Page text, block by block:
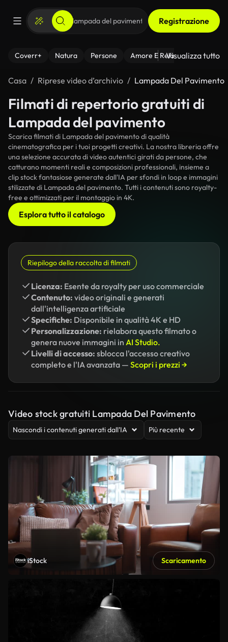
Registrazione
Coverr+ Natura Persone Amore E Relazioni Il
Visualizza tutto
Casa Riprese video d’archivio Lampada Del Pavimento
Filmati di repertorio gratuiti di
Lampada del pavimento
Scarica filmati di Lampada del pavimento di qualità
cinematografica per i tuoi progetti creativi. La nostra libreria offre
una selezione accurata di video autentici girati da persone, che
catturano momenti reali e composizioni professionali, insieme a
clip stock fantasiose generate dall'IA per sfondi in loop e immagini
stilizzate di Lampada del pavimento. Tutti i contenuti sono royalty-
free e ottimizzati per il montaggio in 4K.
Esplora tutto il catalogo
Riepilogo della raccolta di filmati
Licenza: Esente da royalty per uso commerciale
Contenuto: video originali e generati
dall'intelligenza artificiale
Specifiche: Disponibile in qualità 4K e HD
Personalizzazione: rielabora questo filmato o
genera nuove immagini in AI Studio.
Livelli di accesso: sblocca l'accesso creativo
completo e l'IA avanzata — Scopri i prezzi →
Video stock gratuiti Lampada Del Pavimento
Nascondi i contenuti generati dall’IA Più recente
iStock Scaricamento